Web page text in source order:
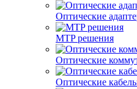
Оптические
MTP решения
Оптические
Оптические